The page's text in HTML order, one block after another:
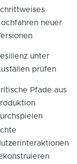
neuer
unter
prüfen
Pfade aus